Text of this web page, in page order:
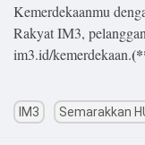
Kemerdekaanmu
Rakyat IM3,
im3.id/kemerdekaan.
IM3 Semarakkan